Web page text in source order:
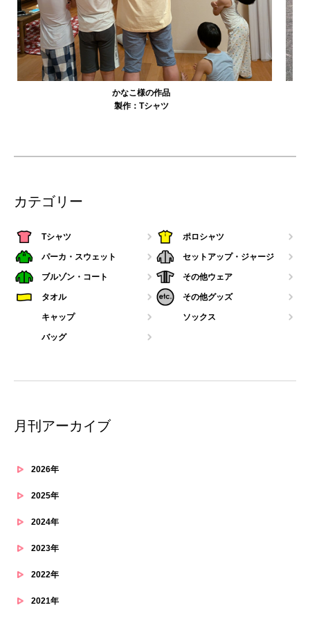
農工大硬式庭球部様の作品
製作：Tシャツ
カテゴリー
Tシャツ ポロシャツ
パーカ・スウェット セットアップ・ジャージ
ブルゾン・コート その他ウェア
タオル その他グッズ
キャップ ソックス
バッグ
月刊アーカイブ
2026年
2025年
2024年
2023年
2022年
2021年